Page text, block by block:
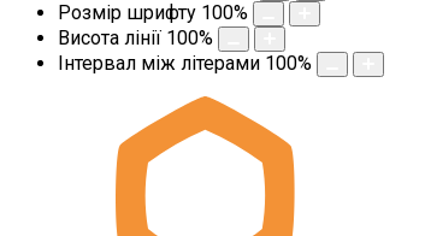
Розмір шрифту 100%
Висота лінії 100%
Інтервал між літерами 100%